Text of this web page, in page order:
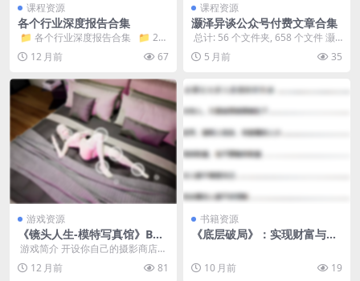
课程资源
各个行业深度报告合集
​ 📁 各个行业深度报告合集 📁 2
4、碳中和行业深度报告合集 &...
12 月前 67
课程资源
灏泽异谈公众号付费文章合集
​ 总计: 56 个文件夹, 658 个文件 灏
泽异谈公众号付费文章大合集660...
5 月前 35
游戏资源
《镜头人生-模特写真馆》Buil
d.19648730版 豪华中文绿色
版
​ 游戏简介 开设你自己的摄影商店。
招聘店员、升级装修，经过你的管
理和经营带来...
12 月前 81
书籍资源
《底层破局》：实现财富与人
10 月前 19